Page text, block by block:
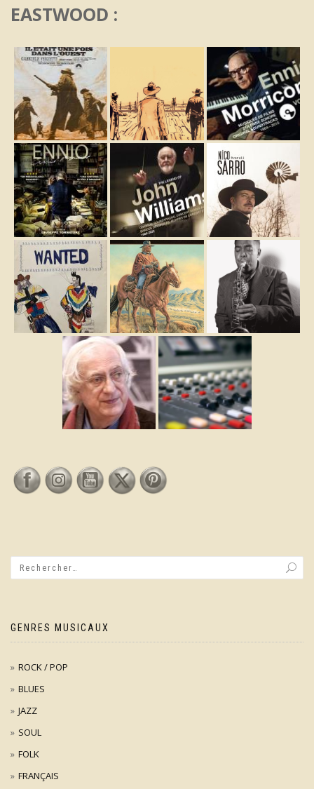
EASTWOOD :
GENRES MUSICAUX
ROCK / POP
BLUES
JAZZ
SOUL
FOLK
FRANÇAIS